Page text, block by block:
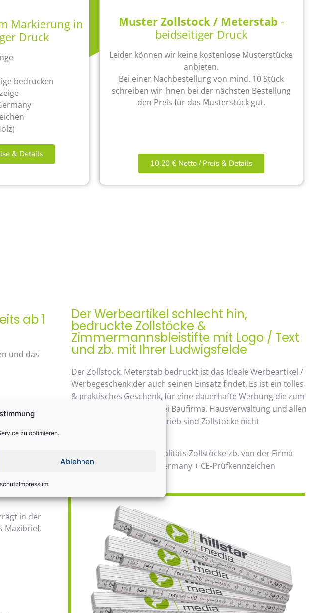
zu optimieren.
Ablehnen
Impressum
Markierung in
Druck
bedrucken
& Details
Muster Zollstock / Meterstab -
beidseitiger Druck
Leider können wir keine kostenlose Musterstücke
anbieten.
Bei einer Nachbestellung von mind. 10 Stück
schreiben wir Ihnen bei der nächsten Bestellung
den Preis für das Musterstück gut.
10,20 € Netto / Preis & Details
ab 1
und das
Die
in der
Maxibrief.
Der Werbeartikel schlecht hin,
bedruckte Zollstöcke &
Zimmermannsbleistifte mit Logo / Text
und zb. mit Ihrer Ludwigsfelde
Der Zollstock, Meterstab bedruckt ist das Ideale Werbeartikel /
Werbegeschenk der auch seinen Einsatz findet. Es ist ein tolles
& praktisches Geschenk, für eine dauerhafte Werbung die zum
Einsatz kommt. Beliebt bei Baufirma, Hausverwaltung und allen
möglichen Handwerksbetrieb sind Zollstöcke nicht
Daher wir verwenden Qualitäts Zollstöcke zb. von der Firma
Bauma / 100% Made in Germany + CE-Prüfkennzeichen